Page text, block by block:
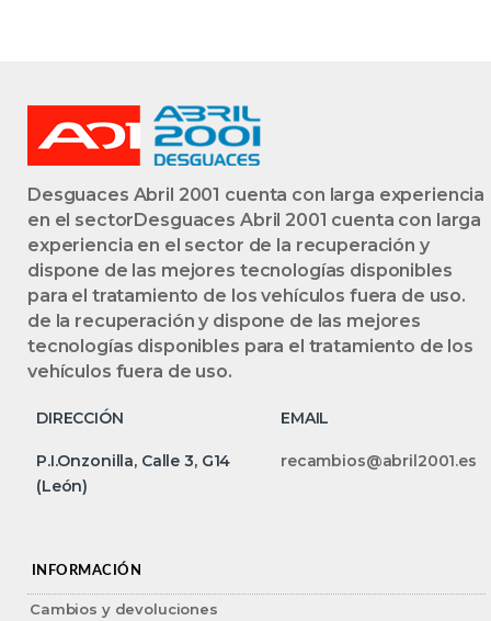
Desguaces Abril 2001 cuenta con larga experiencia
en el sectorDesguaces Abril 2001 cuenta con larga
experiencia en el sector de la recuperación y
dispone de las mejores tecnologías disponibles
para el tratamiento de los vehículos fuera de uso.
de la recuperación y dispone de las mejores
tecnologías disponibles para el tratamiento de los
vehículos fuera de uso.
DIRECCIÓN EMAIL
P.I.Onzonilla, Calle 3, G14
(León)
recambios@abril2001.es
INFORMACIÓN
Cambios y devoluciones